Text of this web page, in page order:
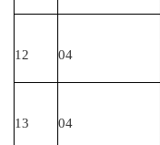
12 04
13 04